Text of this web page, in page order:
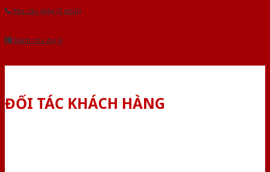
Yêu cầu gọi lại (3 phút)
Dành cho đại lý
ĐỐI TÁC KHÁCH HÀNG